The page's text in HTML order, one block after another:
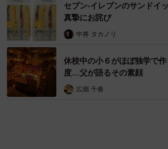
セブン‐イレブンのサンドイ
真摯にお詫び
中将 タカノリ
休校中の小６がほぼ独学で
度…父が語るその素顔
広畑 千春